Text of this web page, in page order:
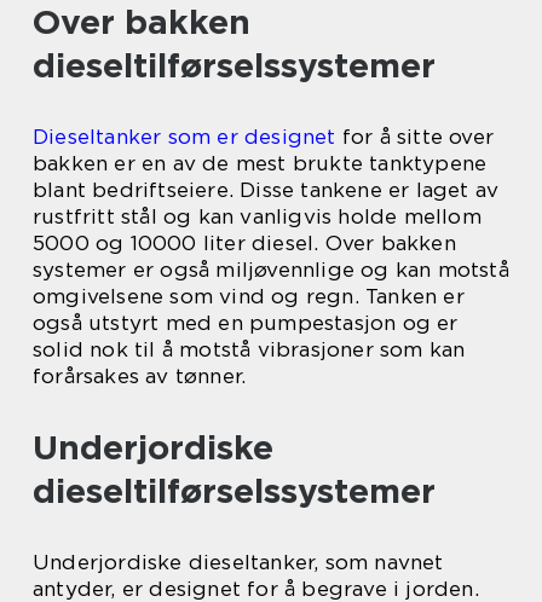
Over bakken
dieseltilførselssystemer
Dieseltanker som er designet for å sitte over
bakken er en av de mest brukte tanktypene
blant bedriftseiere. Disse tankene er laget av
rustfritt stål og kan vanligvis holde mellom
5000 og 10000 liter diesel. Over bakken
systemer er også miljøvennlige og kan motstå
omgivelsene som vind og regn. Tanken er
også utstyrt med en pumpestasjon og er
solid nok til å motstå vibrasjoner som kan
forårsakes av tønner.
Underjordiske
dieseltilførselssystemer
Underjordiske dieseltanker, som navnet
antyder, er designet for å begrave i jorden.